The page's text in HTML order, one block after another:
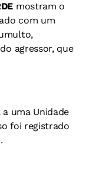
mostram o
com um
agressor, que
uma Unidade
foi registrado